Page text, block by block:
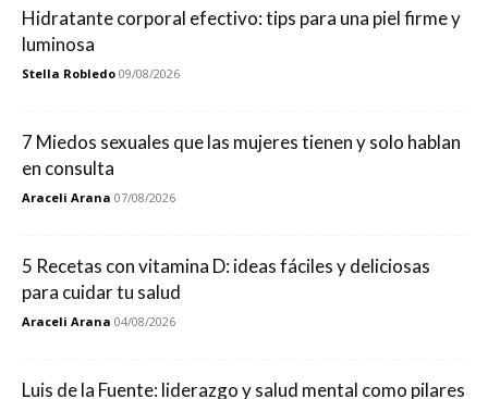
Hidratante corporal efectivo: tips para una piel firme y
luminosa
Stella Robledo 09/08/2026
7 Miedos sexuales que las mujeres tienen y solo hablan
en consulta
Araceli Arana 07/08/2026
5 Recetas con vitamina D: ideas fáciles y deliciosas
para cuidar tu salud
Araceli Arana 04/08/2026
Luis de la Fuente: liderazgo y salud mental como pilares